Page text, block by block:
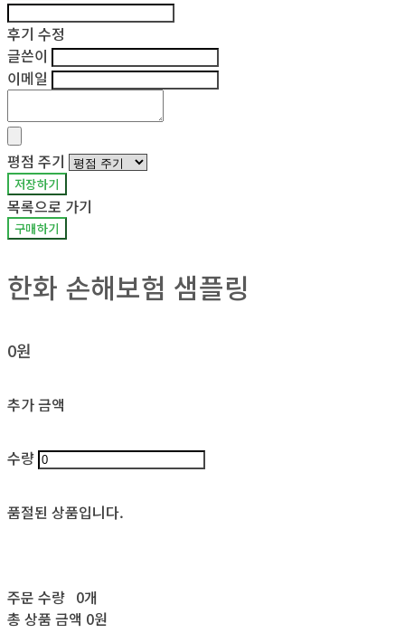
후기 수정
글쓴이
이메일
평점 주기
저장하기
목록으로 가기
구매하기
한화 손해보험 샘플링
0원
추가 금액
수량
품절된 상품입니다.
주문 수량 0개
총 상품 금액 0원